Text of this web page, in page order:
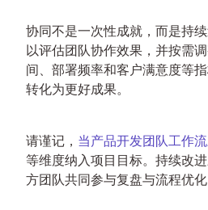
协同不是一次性成就，而是持
以评估团队协作效果，并按需
间、部署频率和客户满意度等
转化为更好成果。
请谨记， 当产品开发团队工作
等维度纳入项目目标。持续改
方团队共同参与复盘与流程优化